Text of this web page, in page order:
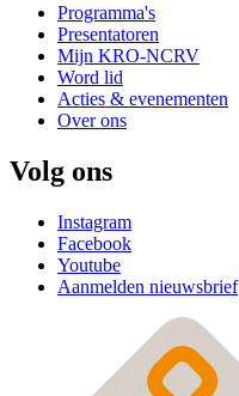
Programma's
Presentatoren
Mijn KRO-NCRV
Word lid
Acties & evenementen
Over ons
Volg ons
Instagram
Facebook
Youtube
Aanmelden nieuwsbrief